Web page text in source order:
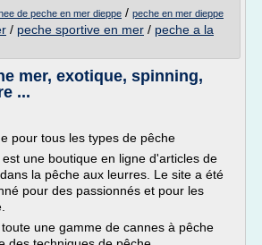
de peche en mer dieppe / peche en mer dieppe
/ peche sportive en mer / peche a la
mer, exotique, spinning,
...
pour tous les types de pêche
une boutique en ligne d'articles de
la pêche aux leurres. Le site a été
pour des passionnés et pour les
une gamme de cannes à pêche